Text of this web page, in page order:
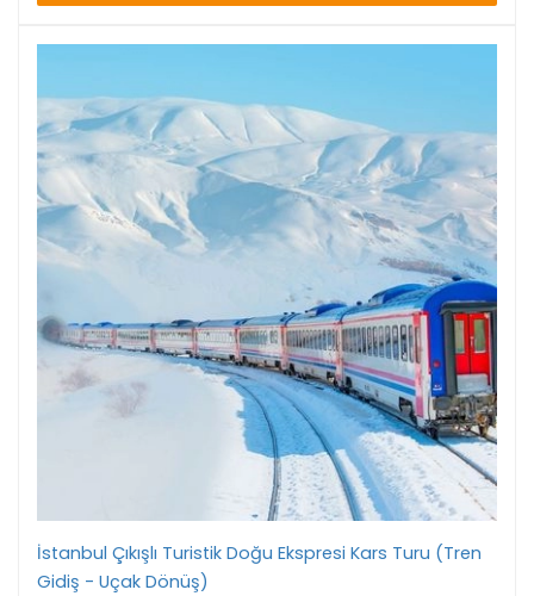
İstanbul Çıkışlı Turistik Doğu Ekspresi Kars Turu (Tren
Gidiş - Uçak Dönüş)